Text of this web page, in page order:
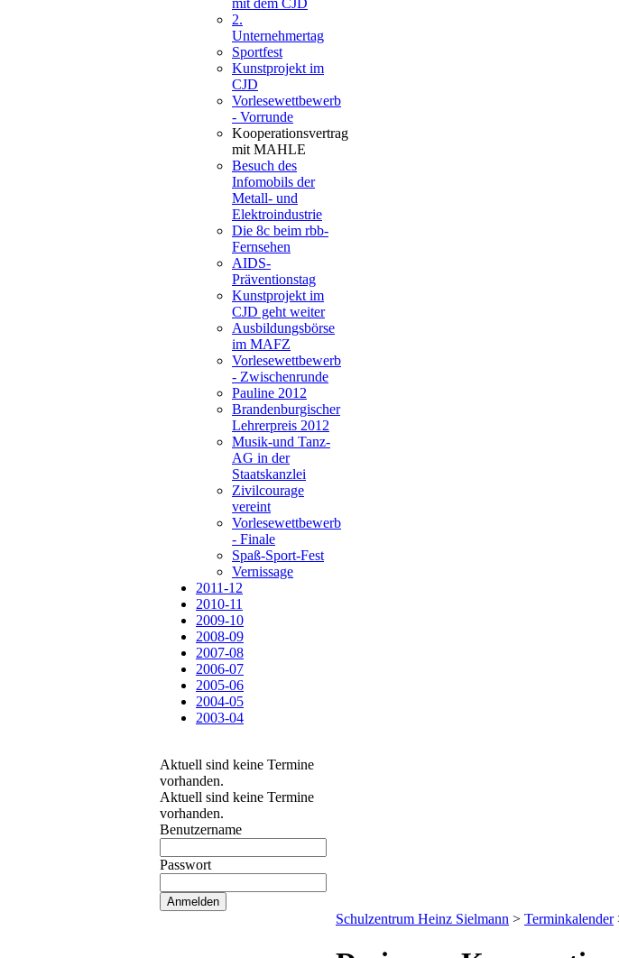
mit dem CJD
2.
Unternehmertag
Sportfest
Kunstprojekt im
CJD
Vorlesewettbewerb
- Vorrunde
Kooperationsvertrag
mit MAHLE
Besuch des
Infomobils der
Metall- und
Elektroindustrie
Die 8c beim rbb-
Fernsehen
AIDS-
Präventionstag
Kunstprojekt im
CJD geht weiter
Ausbildungsbörse
im MAFZ
Vorlesewettbewerb
- Zwischenrunde
Pauline 2012
Brandenburgischer
Lehrerpreis 2012
Musik-und Tanz-
AG in der
Staatskanzlei
Zivilcourage
vereint
Vorlesewettbewerb
- Finale
Spaß-Sport-Fest
Vernissage
2011-12
2010-11
2009-10
2008-09
2007-08
2006-07
2005-06
2004-05
2003-04
Aktuell sind keine Termine
vorhanden.
Aktuell sind keine Termine
vorhanden.
Benutzername
Passwort
Schulzentrum Heinz Sielmann > Terminkalender